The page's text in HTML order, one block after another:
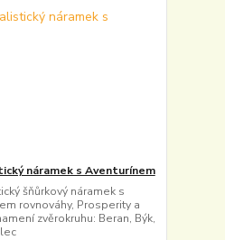
náramek s Aventurínem
šňůrkový náramek s
rovnováhy, Prosperity a
zvěrokruhu: Beran, Býk,